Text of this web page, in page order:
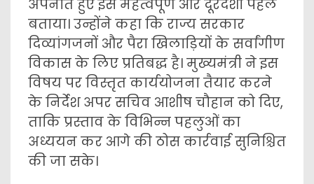
अपनाते हुए इसे महत्वपूर्ण और दूरदर्शी पहल
बताया। उन्होंने कहा कि राज्य सरकार
दिव्यांगजनों और पैरा खिलाड़ियों के सर्वांगीण
विकास के लिए प्रतिबद्ध है। मुख्यमंत्री ने इस
विषय पर विस्तृत कार्ययोजना तैयार करने
के निर्देश अपर सचिव आशीष चौहान को दिए,
ताकि प्रस्ताव के विभिन्न पहलुओं का
अध्ययन कर आगे की ठोस कार्रवाई सुनिश्चित
की जा सके।